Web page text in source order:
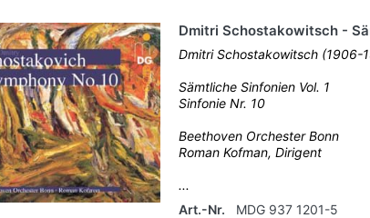
Dmitri Schostakowitsch -
Dmitri Schostakowitsch (1906-
Sämtliche Sinfonien Vol. 1
Sinfonie Nr. 10
Beethoven Orchester Bonn
Roman Kofman, Dirigent
...
Art.-Nr.
MDG 937 1201-5